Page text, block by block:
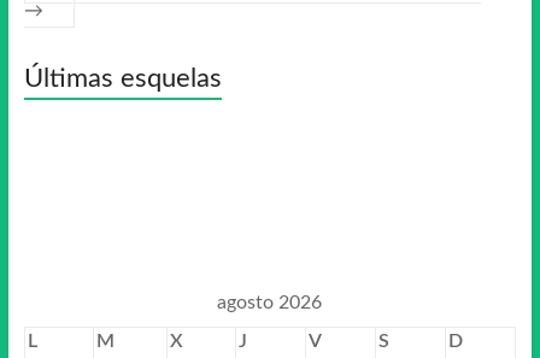
→
Últimas esquelas
agosto 2026
L
M X J V S
D